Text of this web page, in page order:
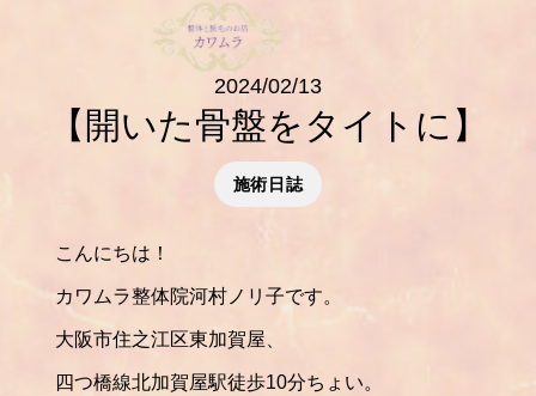
2024/02/13
【開いた骨盤をタイトに】
施術日誌
こんにちは！
カワムラ整体院河村ノリ子です。
大阪市住之江区東加賀屋、
四つ橋線北加賀屋駅徒歩10分ちょい。